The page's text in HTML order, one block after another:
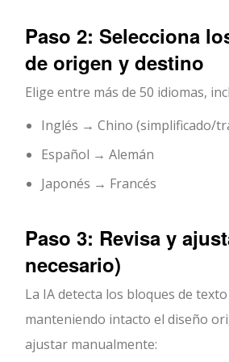
Paso 2: Selecciona
de origen y destino
Elige entre más de 50 idiomas,
Inglés → Chino (simplificado/
Español → Alemán
Japonés → Francés
Paso 3: Revisa y
necesario)
La IA detecta los bloques de
manteniendo intacto el diseño
ajustar manualmente: